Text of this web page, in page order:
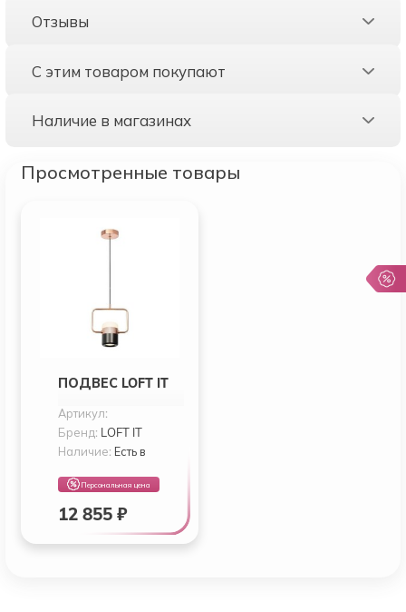
Отзывы
С этим товаром покупают
Наличие в магазинах
Просмотренные товары
ПОДВЕС LOFT IT
Артикул:
Бренд: LOFT IT
Наличие: Есть в
Персональная цена
12 855 ₽